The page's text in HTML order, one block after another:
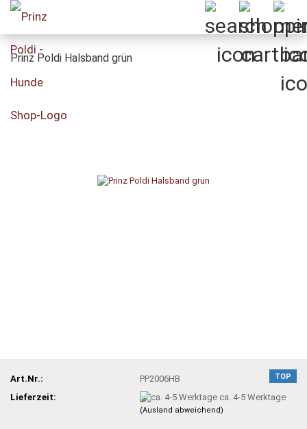
Prinz Poldi Halsband grün
TOP
Art.Nr.:
PP2006HB
Lieferzeit:
ca. 4-5 Werktage
(Ausland abweichend)